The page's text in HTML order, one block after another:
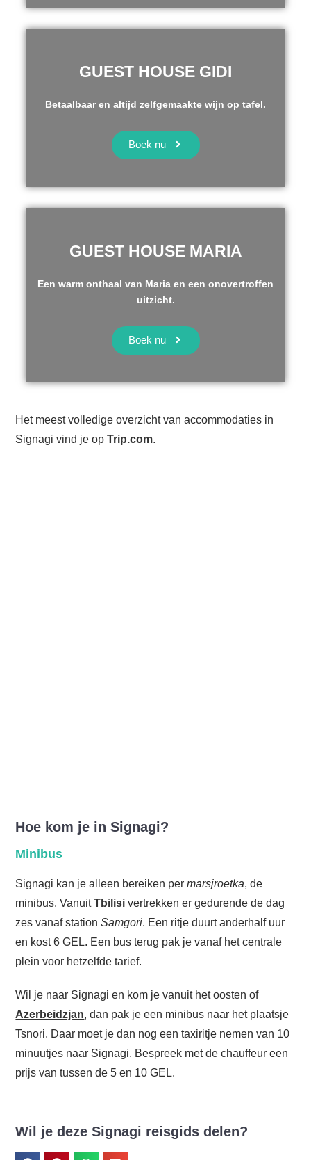
GUEST HOUSE GIDI
Betaalbaar en altijd zelfgemaakte wijn op tafel.
Boek nu
GUEST HOUSE MARIA
Een warm onthaal van Maria en een onovertroffen
uitzicht.
Boek nu
Het meest volledige overzicht van accommodaties in
Signagi vind je opTrip.com.
Hoe kom je in Signagi?
Minibus
Signagi kan je alleen bereiken permarsjroetka, de
minibus. VanuitTbilisi vertrekken er gedurende de dag
zes vanaf stationSamgori. Een ritje duurt anderhalf uur
en kost 6 GEL. Een bus terug pak je vanaf het centrale
plein voor hetzelfde tarief.
Wil je naar Signagi en kom je vanuit het oosten of
Azerbeidzjan, dan pak je een minibus naar het plaatsje
Tsnori. Daar moet je dan nog een taxiritje nemen van 10
minuutjes naar Signagi. Bespreek met de chauffeur een
prijs van tussen de 5 en 10 GEL.
Wil je deze Signagi reisgids delen?